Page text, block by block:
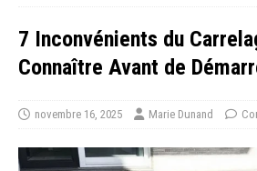
7 Inconvénients du
Connaître Avant de
novembre 16, 2025 Marie Dunand